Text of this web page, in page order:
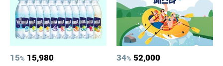
15% 15,980 34% 52,000